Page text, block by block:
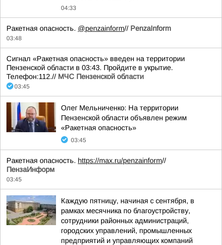
04:33
Ракетная опасность. @penzainform// PenzaInform
03:48
Сигнал «Ракетная опасность» введен на территории
Пензенской области в 03:43. Пройдите в укрытие.
Телефон:112.// МЧС Пензенской области
03:45
Олег Мельниченко: На территории
Пензенской области объявлен режим
«Ракетная опасность»
03:45
Ракетная опасность. https://max.ru/penzainform//
ПензаИнформ
03:45
Каждую пятницу, начиная с сентября, в
рамках месячника по благоустройству,
сотрудники районных администраций,
городских управлений, промышленных
предприятий и управляющих компаний